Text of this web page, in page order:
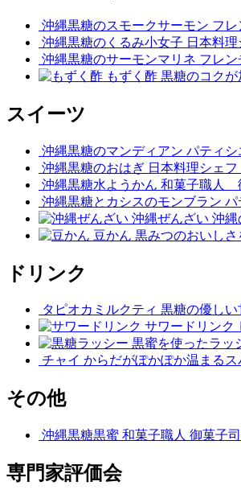
沖縄黒糖のスモークサーモン フ
沖縄黒糖のくるみ小女子 日本料
沖縄黒糖のサーモンマリネ フレ
もずく酢 黒糖のコクが
スイーツ
沖縄黒糖のマンディアン パティ
沖縄黒糖のおはぎ 日本料理シェ
沖縄黒糖水ようかん 和菓子職人
沖縄黒糖とカシスのモンブラン パ
沖縄ぜんざい 沖縄
豆かん 黒みつのおいしさ
ドリンク
タピオカミルクティ 黒糖の優しい
サワードリンク
黒蜜を使ったラッ
チャイ からだがぽかぽか温まる
その他
沖縄黒糖黒蜜 和菓子職人 御菓子
専門家評価会